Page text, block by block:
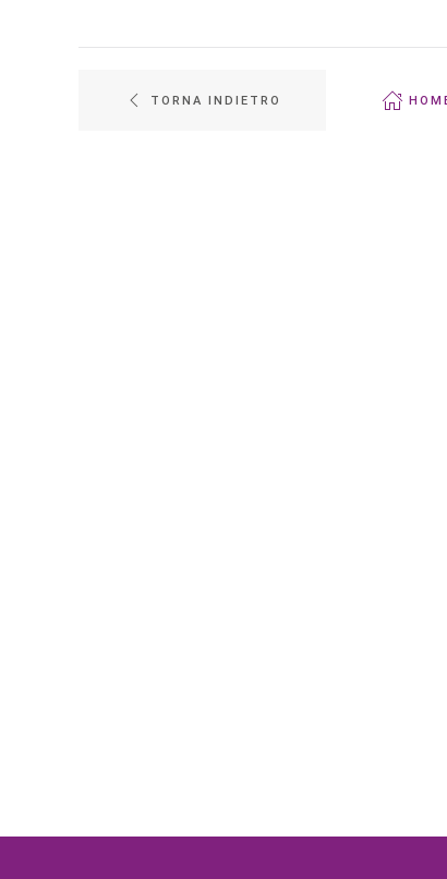
TORNA INDIETRO